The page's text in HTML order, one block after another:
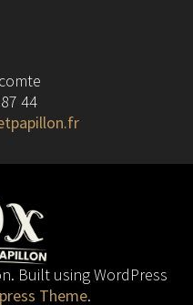
44
Built using WordPress
Theme.